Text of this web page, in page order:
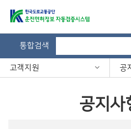
통합검색
고객지원 공
공지사